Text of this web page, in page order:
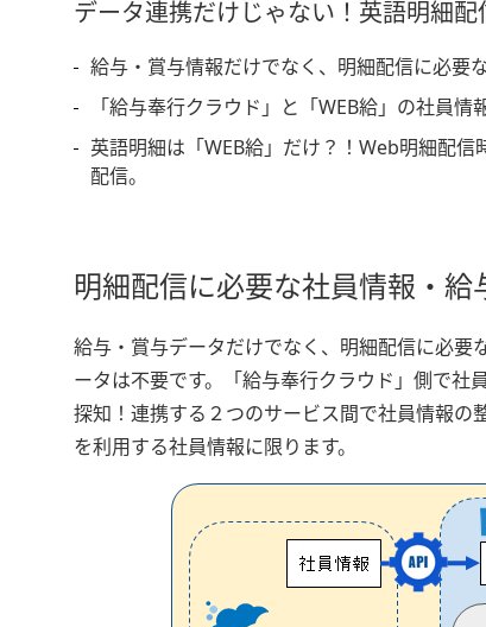
データ連携だけじゃない！英語明細配
給与・賞与情報だけでなく、明細配信に必要
「給与奉行クラウド」と「WEB給」の社員
英語明細は「WEB給」だけ？！Web明細配
配信。
明細配信に必要な社員情報・給
給与・賞与データだけでなく、明細配信に必要
ータは不要です。「給与奉行クラウド」側で社
探知！連携する２つのサービス間で社員情報の
を利用する社員情報に限ります。